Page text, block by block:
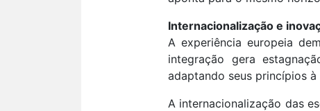
Internacionalização e
A experiência europeia
integração gera
adaptando seus princípios à
A internacionalização das